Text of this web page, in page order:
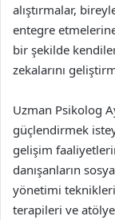
alıştırmalar,
entegre
bir şekilde
zekalarını
Uzman Psikolog
güçlendirmek
gelişim
danışanların
yönetimi
terapileri ve